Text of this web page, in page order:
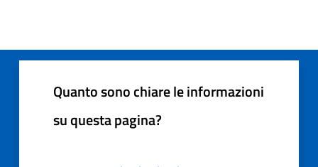
Quanto sono chiare le informazioni
su questa pagina?